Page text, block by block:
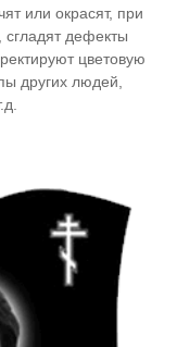
или окрасят, при
дефекты
цветовую
других людей,